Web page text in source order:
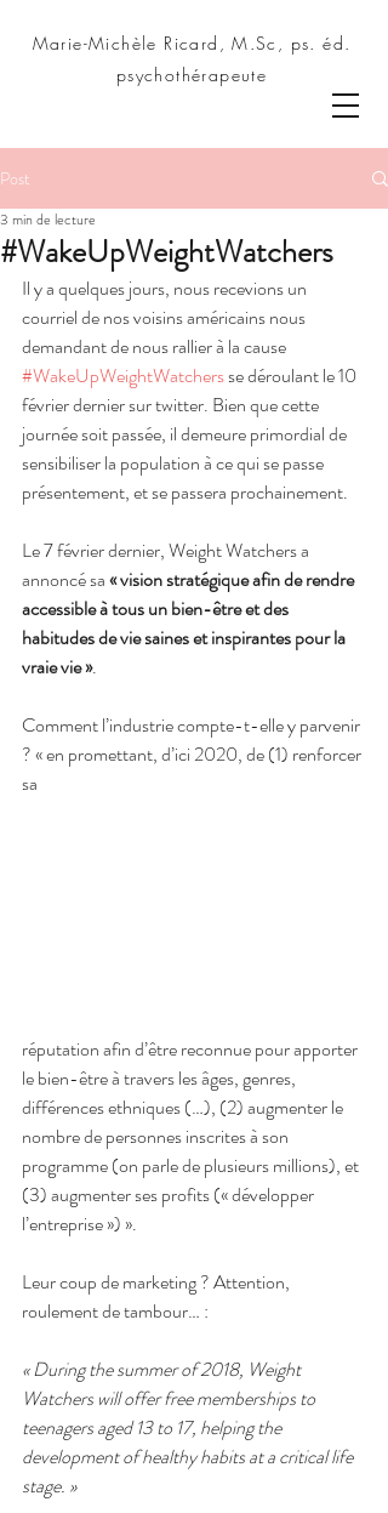
Marie-Michèle Ricard, M.Sc, ps. éd.
psychothérapeute
Post
#WakeUpWeightWatchers
3 min de lecture
Il y a quelques jours, nous recevions un
courriel de nos voisins américains nous
demandant de nous rallier à la cause
#WakeUpWeightWatchers se déroulant le 10
février dernier sur twitter. Bien que cette
journée soit passée, il demeure primordial de
sensibiliser la population à ce qui se passe
présentement, et se passera prochainement.
Le 7 février dernier, Weight Watchers a
annoncé sa « vision stratégique afin de rendre
accessible à tous un bien-être et des
habitudes de vie saines et inspirantes pour la
vraie vie ».
Comment l’industrie compte-t-elle y parvenir
? « en promettant, d’ici 2020, de (1) renforcer
sa
réputation afin d’être reconnue pour apporter
le bien-être à travers les âges, genres,
différences ethniques (…), (2) augmenter le
nombre de personnes inscrites à son
programme (on parle de plusieurs millions), et
(3) augmenter ses profits (« développer
l’entreprise ») ».
Leur coup de marketing ? Attention,
roulement de tambour… :
« During the summer of 2018, Weight
Watchers will offer free memberships to
teenagers aged 13 to 17, helping the
development of healthy habits at a critical life
stage. »